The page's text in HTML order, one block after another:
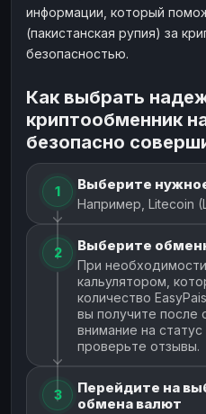
информации, который
(пакистанская рупия) за
безопасностью.
Как выбрать
криптообменник
безопасно
1 Выберите
Например, Litecoin
2 Выберите
При
кальулятором,
количество
вы получите после
внимание на
проверьте отзывы.
3
Перейдите на
обмена валют